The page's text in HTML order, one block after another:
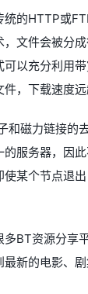
统的HTTP或
文件会被分
可以充分利用
，下载速度远
和磁力链接的
的服务器，因
使某个节点退
BT资源分享
最新的电影、